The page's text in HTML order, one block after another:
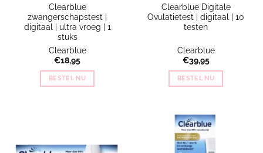
Clearblue
zwangerschapstest |
digitaal | ultra vroeg | 1
stuks
Clearblue
€18,95
BESTEL NU
Clearblue Digitale
Ovulatietest | digitaal | 10
testen
Clearblue
€39,95
BESTEL NU